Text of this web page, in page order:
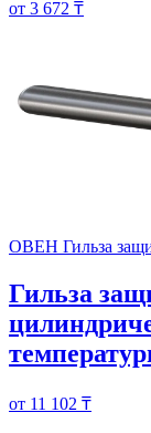
от 3 672 ₸
ОВЕН Гильза
Гильза
от 11 102 ₸